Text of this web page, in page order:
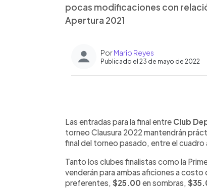
pocas modificaciones con
Apertura 2021
PorMario Reyes
Publicado el 23 de mayo de 2022
► Escuchar artículo
Las entradas para la final entre Club
torneo Clausura 2022 mantendrán
final del torneo pasado, entre el
Tanto los clubes finalistas como la
venderán para ambas aficiones a costo
preferentes, $25.00 en sombras,